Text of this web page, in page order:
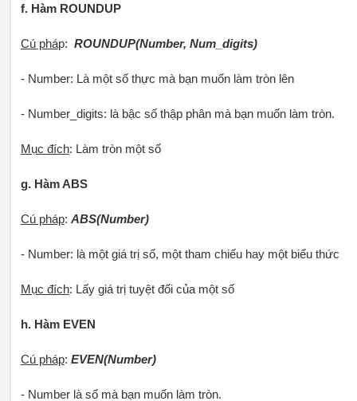
f. Hàm ROUNDUP
Cú pháp: ROUNDUP(Number, Num_digits)
- Number: Là một số thực mà bạn muốn làm tròn lên
- Number_digits: là bậc số thập phân mà bạn muốn làm tròn.
Mục đích: Làm tròn một số
g. Hàm ABS
Cú pháp: ABS(Number)
- Number: là một giá trị số, một tham chiếu hay một biểu thức
Mục đích: Lấy giá trị tuyệt đối của một số
h. Hàm EVEN
Cú pháp: EVEN(Number)
- Number là số mà bạn muốn làm tròn.